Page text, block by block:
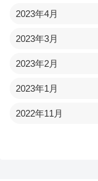
2023年4月
2023年3月
2023年2月
2023年1月
2022年11月